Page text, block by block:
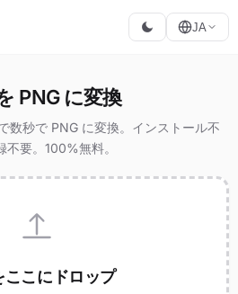
JA
PNG に変換
数秒で PNG に変換。インストール不
不要。100%無料。
ここにドロップ